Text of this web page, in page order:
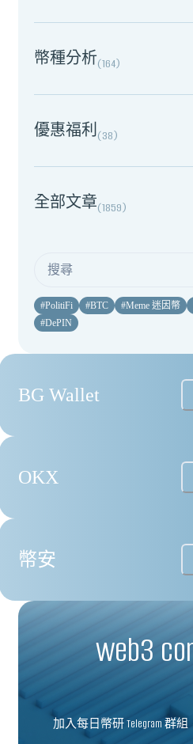
幣種分析(164)
優惠福利(38)
全部文章(1859)
#PolitiFi #BTC #Meme 迷因幣
#DePIN
BG Wallet
OKX
幣安
web3
加入每日幣研 Telegram 群